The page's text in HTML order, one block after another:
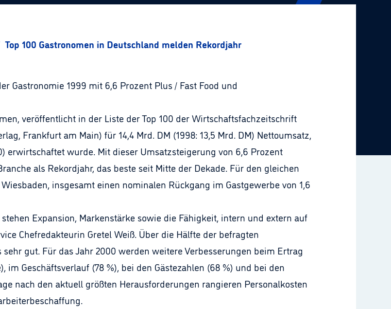
Top 100 Gastronomen in Deutschland melden Rekordjahr
Gastronomie 1999 mit 6,6 Prozent Plus / Fast Food und
veröffentlicht in der Liste der Top 100 der Wirtschaftsfachzeitschrift
Frankfurt am Main) für 14,4 Mrd. DM (1998: 13,5 Mrd. DM) Nettoumsatz,
erwirtschaftet wurde. Mit dieser Umsatzsteigerung von 6,6 Prozent
als Rekordjahr, das beste seit Mitte der Dekade. Für den gleichen
insgesamt einen nominalen Rückgang im Gastgewerbe von 1,6
Expansion, Markenstärke sowie die Fähigkeit, intern und extern auf
Chefredakteurin Gretel Weiß. Über die Hälfte der befragten
gut. Für das Jahr 2000 werden weitere Verbesserungen beim Ertrag
Geschäftsverlauf (78 %), bei den Gästezahlen (68 %) und bei den
nach den aktuell größten Herausforderungen rangieren Personalkosten